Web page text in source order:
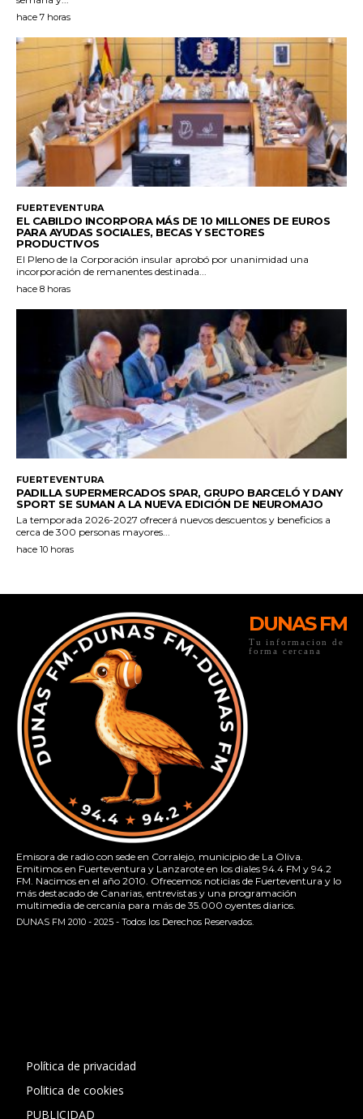
DUNAS FM
Tu informacion de
forma cercana
Emisora de radio con sede en Corralejo, municipio de La Oliva.
Emitimos en Fuerteventura y Lanzarote en los diales 94.4 FM y 94.2
FM. Nacimos en el año 2010. Ofrecemos noticias de Fuerteventura y lo
más destacado de Canarias, entrevistas y una programación
multimedia de cercanía para más de 35.000 oyentes diarios.
DUNAS FM 2010 - 2025 - Todos los Derechos Reservados.
Política de privacidad
Politica de cookies
PUBLICIDAD